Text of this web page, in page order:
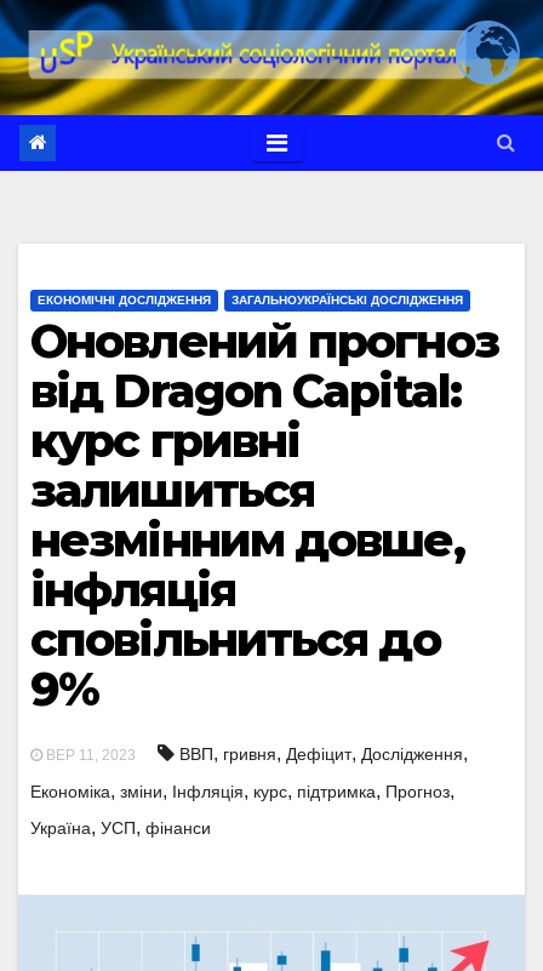
Перейти
до
вмісту
ЕКОНОМІЧНІ ДОСЛІДЖЕННЯ ЗАГАЛЬНОУКРАЇНСЬКІ ДОСЛІДЖЕННЯ
Оновлений прогноз
від Dragon Capital:
курс гривні
залишиться
незмінним довше,
інфляція
сповільниться до
9%
ВЕР 11, 2023 ВВП, гривня, Дефіцит, Дослідження,
Економіка, зміни, Інфляція, курс, підтримка, Прогноз,
Україна, УСП, фінанси